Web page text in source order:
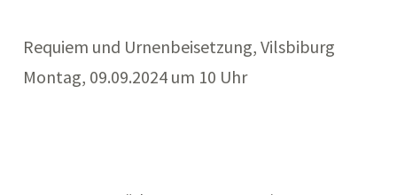
Requiem und Urnenbeisetzung, Vilsbiburg
Montag, 09.09.2024 um 10 Uhr